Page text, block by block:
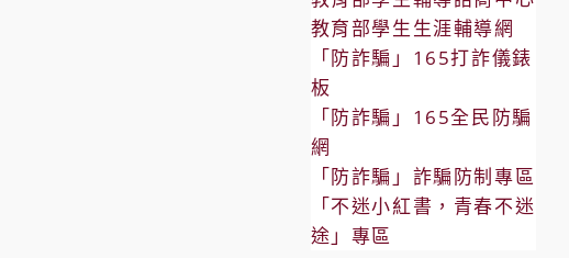
教育部學生生涯輔導網
「防詐騙」165打詐儀錶
板
「防詐騙」165全民防騙
網
「防詐騙」詐騙防制專區
「不迷小紅書，青春不迷
途」專區